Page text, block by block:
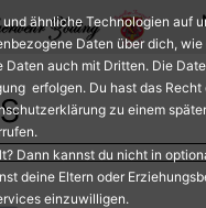
ähnliche Technologien auf
Daten über dich, wie
Daten auch mit Dritten. Die
erfolgen. Du hast das Recht
zu einem
Dann kannst du nicht in
deine Eltern oder
einzuwilligen.